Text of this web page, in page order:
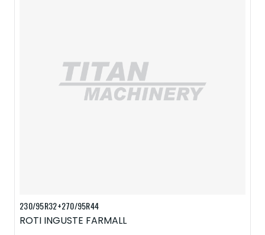
230/95R32+270/95R44
ROTI INGUSTE FARMALL